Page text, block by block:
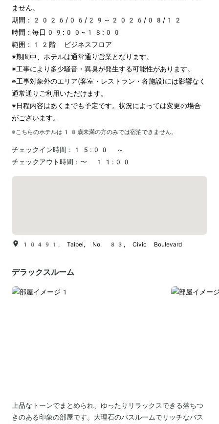
ません。
期間：2026/06/29～2026/08/12
時間：毎日09:00~18:00
範囲：12階 ビジネスフロア
※期間中、ホテルは通常通り営業となります。
※工事により多少騒音・異臭が発生する可能性があります。
※工事対象外のエリア(客室・レストラン・各施設)には影響なく
通常通りご利用いただけます。
※日程内容はあくまでも予定です。状況によっては変更の場合
がございます。
※こちらのホテルは 18 歳未満の方のみでは宿泊できません。
チェックイン時間：
15:00 ～
チェックアウト時間： 〜 11:00
10491, Taipei, No. 83, Civic Boulevard
デラックスルーム
上品なトーンでまとめられ、ゆったりリラックスできる落ちつ
きのある印象の部屋です。大理石のバスルームでリッチなバス